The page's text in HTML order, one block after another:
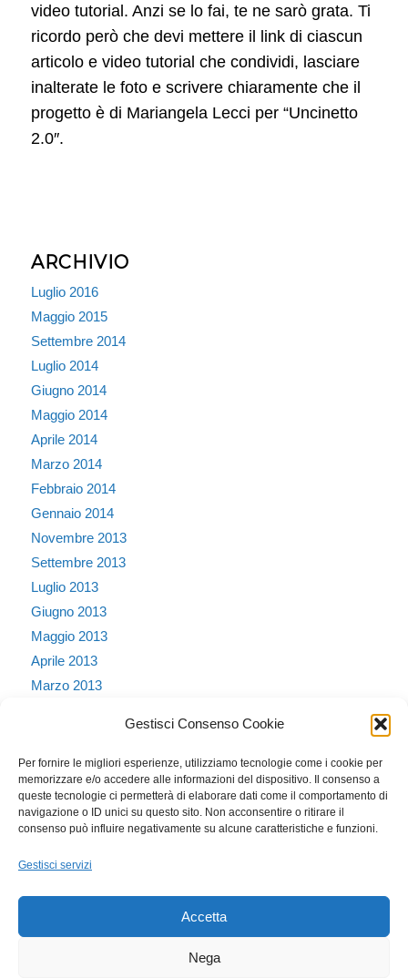
Gestisci Consenso Cookie
Per fornire le migliori esperienze, utilizziamo tecnologie come i cookie per
memorizzare e/o accedere alle informazioni del dispositivo. Il consenso a
queste tecnologie ci permetterà di elaborare dati come il comportamento di
navigazione o ID unici su questo sito. Non acconsentire o ritirare il
consenso può influire negativamente su alcune caratteristiche e funzioni.
Gestisci servizi
Accetta
Nega
video tutorial. Anzi se lo fai, te ne sarò grata. Ti
ricordo però che devi mettere il link di ciascun
articolo e video tutorial che condividi, lasciare
inalterate le foto e scrivere chiaramente che il
progetto è di Mariangela Lecci per “Uncinetto
2.0″.
ARCHIVIO
Luglio 2016
Maggio 2015
Settembre 2014
Luglio 2014
Giugno 2014
Maggio 2014
Aprile 2014
Marzo 2014
Febbraio 2014
Gennaio 2014
Novembre 2013
Settembre 2013
Luglio 2013
Giugno 2013
Maggio 2013
Aprile 2013
Marzo 2013
Dicembre 2012
Ottobre 2011
Dicembre 2010
Novembre 2010
Settembre 2010